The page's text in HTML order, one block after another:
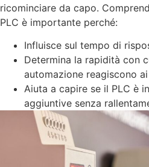
ricominciare da capo.
PLC è importante perché:
Influisce sul tempo di
Determina la rapidità con
automazione reagiscono
Aiuta a capire se il PLC è
aggiuntive senza